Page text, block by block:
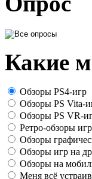
Какие
Обзоры PS4-игр
Обзоры PS Vita-
Обзоры PS VR-
Ретро-обзоры
Обзоры
Обзоры игр на
Обзоры на
Меня всё